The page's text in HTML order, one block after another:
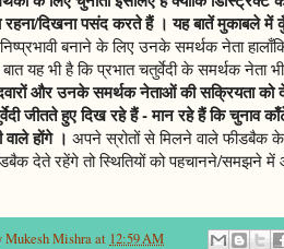
रहना/दिखना पसंद करते हैं । यह बातें मुकाबले में
बनाने के लिए उनके समर्थक नेता
यह भी है कि प्रभात चतुर्वेदी के समर्थक नेता
और उनके समर्थक नेताओं की सक्रियता
जीतते हुए दिख रहे हैं - मान रहे हैं कि चुनाव
वाले होंगे । अपने स्रोतों से मिलने वाले फीडबैक के
देते रहेंगे तो स्थितियों को पहचानने/समझने में
Mukesh Mishraat 12:59 AM